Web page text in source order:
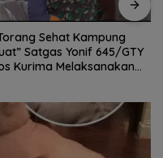
“Graham”: Manusia
Rekayasa Sains Yang
Dari Kecelakaan Maut